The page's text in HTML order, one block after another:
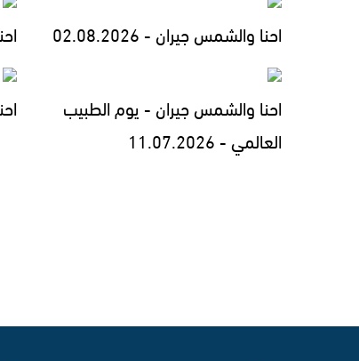
احنا والشمس جيران - 02.08.2026
احنا والشمس جيران - يوم الطبيب
العالمي - 11.07.2026